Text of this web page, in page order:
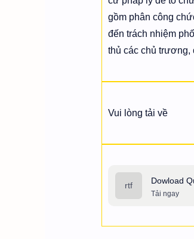
gồm phân công
đến trách nhiệm
thủ các chủ trương,
Vui lòng tải về
Dowload
Tải ngay